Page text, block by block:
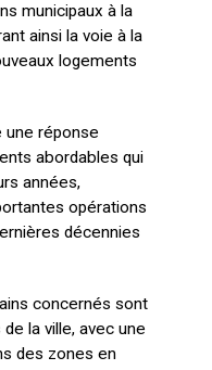
municipaux à la
ainsi la voie à la
logements
une réponse
abordables qui
années,
opérations
décennies
concernés sont
la ville, avec une
des zones en